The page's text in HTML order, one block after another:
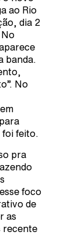
ao Rio
dia 2
No
banda.
No
foi feito.
pra
foco
de
as
recente